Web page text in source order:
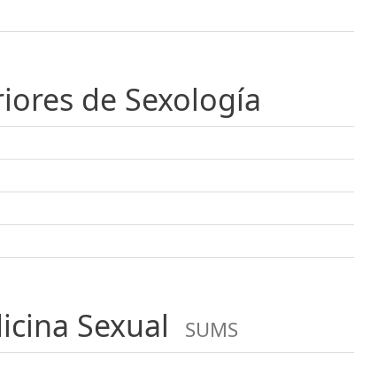
de Sexología
Sexual SUMS